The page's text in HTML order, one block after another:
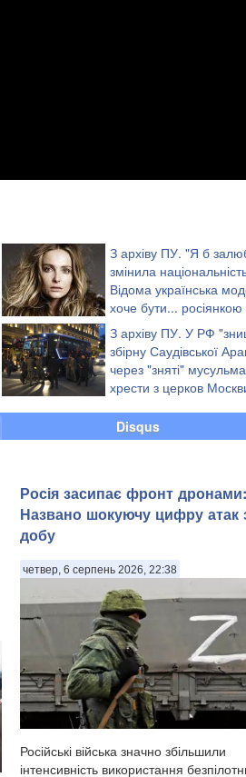
З архіву ПУ. "Я б
змінила
Відома українська
хоче бути... росіянкою
(скріншот)
З архіву ПУ. У РФ
збірну Саудівської
через "зняті"
хрести з церков
Disqus
Росія засипає фронт дронами:
Названо шокуючу цифру атак
добу
четвер, 6 серпень 2026, 22:38
Російські війська значно збільшили
інтенсивність використання